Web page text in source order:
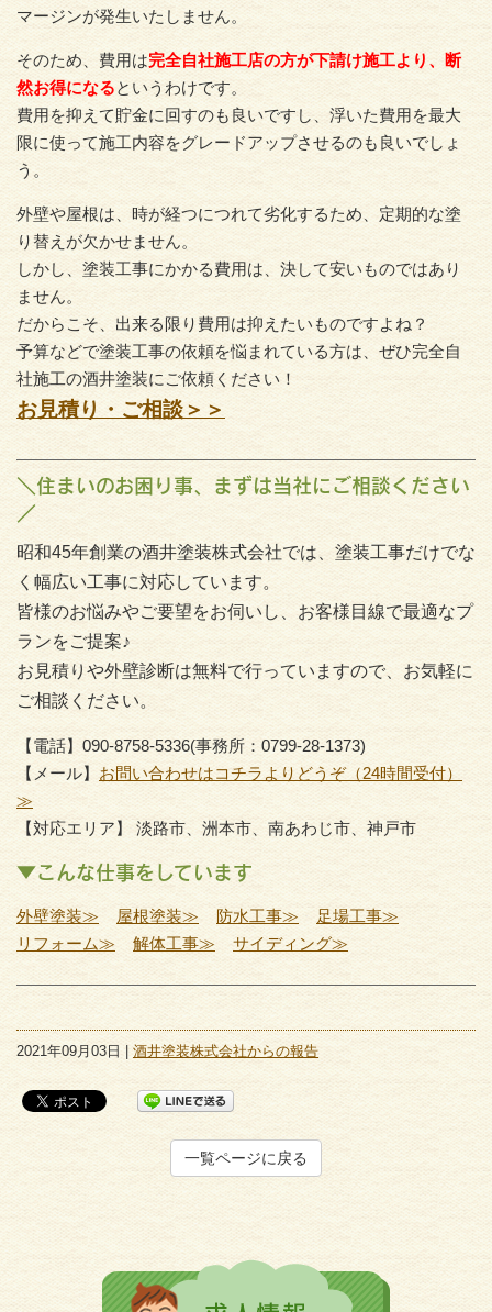
マージンが発生いたしません。
そのため、費用は完全自社施工店の方が下請け施工より、断
然お得になるというわけです。
費用を抑えて貯金に回すのも良いですし、浮いた費用を最大
限に使って施工内容をグレードアップさせるのも良いでしょ
う。
外壁や屋根は、時が経つにつれて劣化するため、定期的な塗
り替えが欠かせません。
しかし、塗装工事にかかる費用は、決して安いものではあり
ません。
だからこそ、出来る限り費用は抑えたいものですよね？
予算などで塗装工事の依頼を悩まれている方は、ぜひ完全自
社施工の酒井塗装にご依頼ください！
お見積り・ご相談＞＞
＼住まいのお困り事、まずは当社にご相談ください
／
昭和45年創業の酒井塗装株式会社では、塗装工事だけでな
く幅広い工事に対応しています。
皆様のお悩みやご要望をお伺いし、お客様目線で最適なプ
ランをご提案♪
お見積りや外壁診断は無料で行っていますので、お気軽に
ご相談ください。
【電話】090-8758-5336(事務所：0799-28-1373)
【メール】 お問い合わせはコチラよりどうぞ（24時間受付）
≫
【対応エリア】 淡路市、洲本市、南あわじ市、神戸市
▼こんな仕事をしています
外壁塗装≫ 屋根塗装≫ 防水工事≫
足場工事≫
リフォーム≫
解体工事≫ サイディング≫
2021年09月03日 | 酒井塗装株式会社からの報告
一覧ページに戻る